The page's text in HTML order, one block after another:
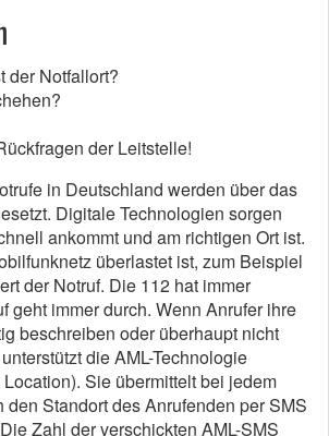
der Notfallort?
der Leitstelle!
in Deutschland werden über das
Digitale Technologien sorgen
ankommt und am richtigen Ort ist.
überlastet ist, zum Beispiel
der Notruf. Die 112 hat immer
geht immer durch. Wenn Anrufer ihre
beschreiben oder überhaupt nicht
die AML-Technologie
Sie übermittelt bei jedem
den Standort des Anrufenden per SMS
Zahl der verschickten AML-SMS